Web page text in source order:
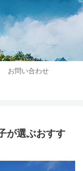
お問い合わせ
が選ぶおすす